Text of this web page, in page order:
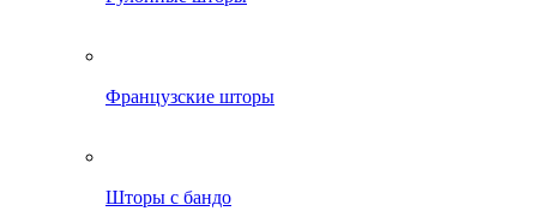
Французские шторы
Шторы с бандо